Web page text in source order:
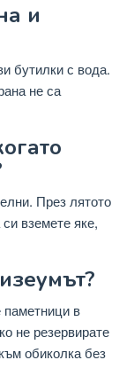
и
бутилки с вода.
не са
През лятото
вземете яке,
паметници в
не резервирате
обиколка без